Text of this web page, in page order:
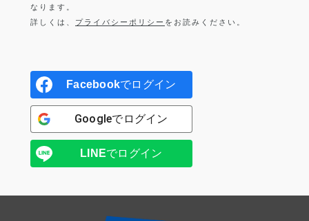
なります。
詳しくは、 プライバシーポリシー をお読みください。
Facebookでログイン
Googleでログイン
LINEでログイン